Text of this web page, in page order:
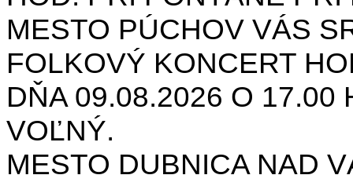
MESTO PÚCHOV VÁS
FOLKOVÝ KONCERT
DŇA 09.08.2026 O 17.00
VOĽNÝ.
MESTO DUBNICA NAD